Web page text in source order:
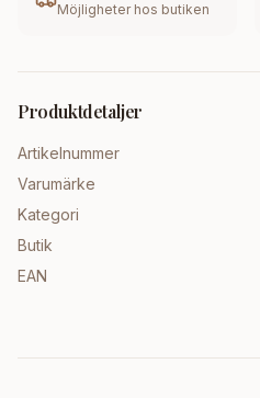
Möjligheter hos butiken
Produktdetaljer
Artikelnummer
Varumärke
Kategori
Butik
EAN